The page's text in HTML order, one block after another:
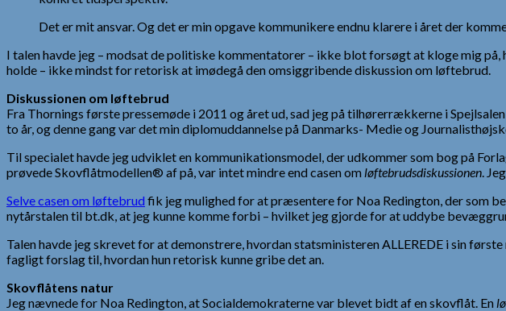
Det er mit ansvar. Og det er min opgave kommunikere endnu klarere i året der
I talen havde jeg – modsat de politiske kommentatorer – ikke blot forsøgt at kloge mig
holde – ikke mindst for retorisk at imødegå den omsiggribende diskussion om løftebrud.
Diskussionen om løftebrud
Fra Thornings første pressemøde i 2011 og året ud, sad jeg på tilhørerrækkerne i
to år, og denne gang var det min diplomuddannelse på Danmarks- Medie og
Til specialet havde jeg udviklet en kommunikationsmodel, der udkommer som bog på
prøvede Skovflåtmodellen® af på, var intet mindre end casen om løftebrudsdiskussionen.
Selve casen om løftebrud fik jeg mulighed for at præsentere for Noa Redington, der som
nytårstalen til bt.dk, at jeg kunne komme forbi – hvilket jeg gjorde for at uddybe
Talen havde jeg skrevet for at demonstrere, hvordan statsministeren ALLEREDE i sin
fagligt forslag til, hvordan hun retorisk kunne gribe det an.
Skovflåtens natur
Jeg nævnede for Noa Redington, at Socialdemokraterne var blevet bidt af en skovflåt. En